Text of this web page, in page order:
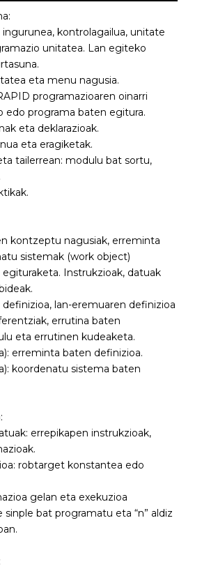
ingurunea, kontrolagailua, unitate
unitatea. Lan egiteko
eta menu nagusia.
programazioaren oinarri
edo programa baten egitura.
eta deklarazioak.
eta eragiketak.
tailerrean: modulu bat sortu,
kontzeptu nagusiak, erreminta
sistemak (work object)
egituraketa. Instrukzioak, datuak
lan-eremuaren definizioa
errutina baten
eta errutinen kudeaketa.
erreminta baten definizioa.
koordenatu sistema baten
errepikapen instrukzioak,
robtarget konstantea edo
gelan eta exekuzioa
sinple bat programatu eta “n” aldiz